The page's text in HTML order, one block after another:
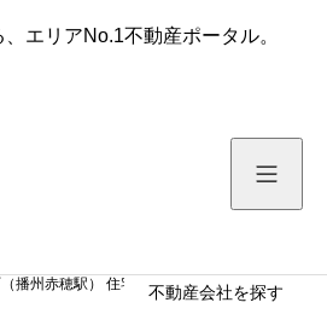
保存した条件
不動産会社を探す
エリアNo.1不動産ポータル。
播州赤穂駅） 住宅用地